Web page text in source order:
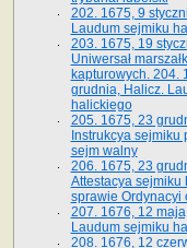
202. 1675, 9
Laudum sejmiku
203. 1675, 19
Uniwersał
kapturowych. 204.
grudnia, Halicz.
halickiego
205. 1675, 23
Instrukcya sejmiku
sejm walny
206. 1675, 23
Attestacya sejmiku
sprawie Ordynacyi
207. 1676, 12
Laudum sejmiku
208. 1676, 12